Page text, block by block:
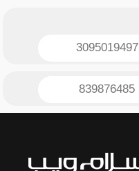
3095019497
839876485